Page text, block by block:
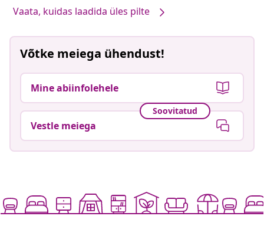
Vaata, kuidas laadida üles pilte
Võtke meiega ühendust!
Mine abiinfolehele
Soovitatud
Vestle meiega